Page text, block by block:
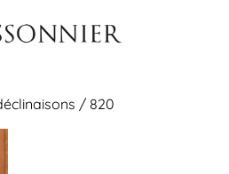
/ 820